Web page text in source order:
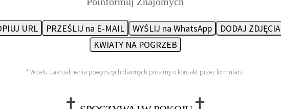
URL PRZEŚLIJ na E-MAIL WYŚLIJ na WhatsApp
DODAJ ZDJĘCIA
KWIATY NA POGRZEB
* W celu uaktualnienia powyższych dawnych prosimy o kontakt przezformularz.